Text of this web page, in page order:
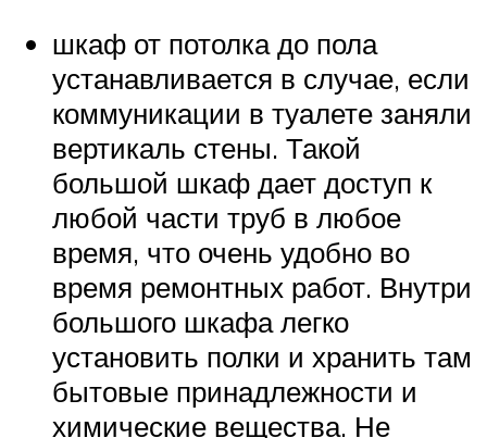
шкаф от потолка до пола
устанавливается в случае, если
коммуникации в туалете заняли
вертикаль стены. Такой
большой шкаф дает доступ к
любой части труб в любое
время, что очень удобно во
время ремонтных работ. Внутри
большого шкафа легко
установить полки и хранить там
бытовые принадлежности и
химические вещества. Не